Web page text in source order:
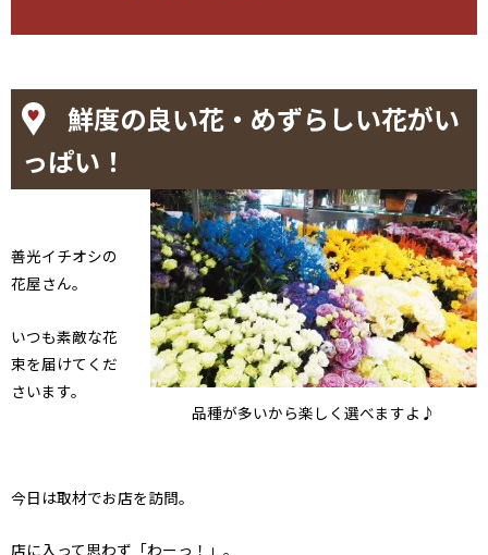
鮮度の良い花・めずらしい花がい
っぱい！
品種が多いから楽しく選べますよ♪
善光イチオシの
花屋さん。
いつも素敵な花
束を届けてくだ
さいます。
今日は取材でお店を訪問。
店に入って思わず「わーっ！」。